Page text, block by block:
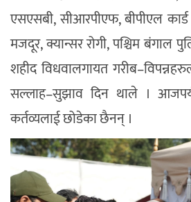
एसएसबी, सीआरपीएफ, बीपीएल कार्ड
मजदूर, क्यान्सर रोगी, पश्चिम बंगाल
शहीद विधवालगायत
सल्लाह–सुझाव दिन थाले ।
कर्तव्यलाई छोडेका छैनन् ।